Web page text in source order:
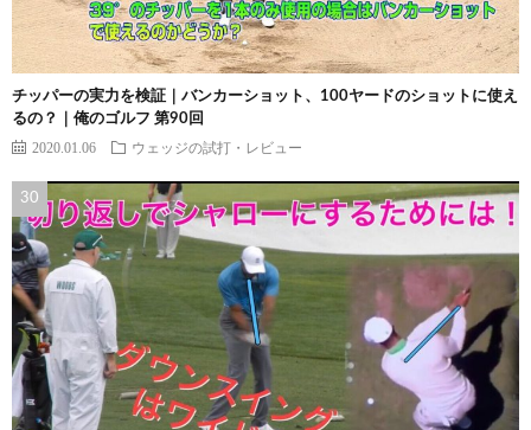
チッパーの実力を検証｜バンカーショット、100ヤードのショットに使え
るの？｜俺のゴルフ 第90回
2020.01.06 ウェッジの試打・レビュー